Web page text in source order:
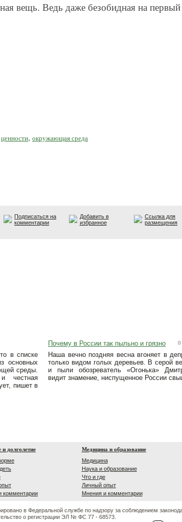
вещь. Ведь даже безобидная на
ценности, окружающая среда
Подписаться на
комментарии
Добавить в
избранное
Ссылка для
размещения
в списке
основных
среды.
честная
пишет в
Почему в России так пыльно и грязно 0
Наша вечно поздняя весна вгоняет в
только видом голых деревьев. В серой
и пыли обозреватель «Огонька»
видит знамение, ниспущенное России
и долголетие
комментарии
Медицина и образование
Медицина
Наука и образование
Что и где
Личный опыт
Мнения и комментарии
в Федеральной службе по надзору за соблюдением
о регистрации ЭЛ № ФС 77 - 68573.